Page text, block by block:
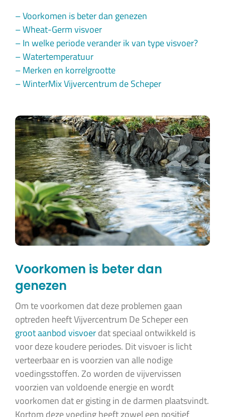
– Voorkomen is beter dan genezen
– Wheat-Germ visvoer
– In welke periode verander ik van type visvoer?
– Watertemperatuur
– Merken en korrelgrootte
– WinterMix Vijvercentrum de Scheper
Voorkomen is beter dan
genezen
Om te voorkomen dat deze problemen gaan
optreden heeft Vijvercentrum De Scheper een
groot aanbod visvoerdat speciaal ontwikkeld is
voor deze koudere periodes. Dit visvoer is licht
verteerbaar en is voorzien van alle nodige
voedingsstoffen. Zo worden de vijvervissen
voorzien van voldoende energie en wordt
voorkomen dat er gisting in de darmen plaatsvindt.
Kortom deze voeding heeft zowel een positief